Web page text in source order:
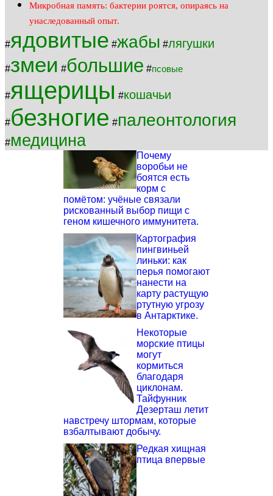
Микробная память: бактерии роятся, опираясь на
унаследованный опыт.
#ядовитые #жабы #лягушки
#змеи #большие #псовые
#ящерицы #кошачьи
#безногие #палеонтология
#медицина
Почему
воробьи не
боятся есть
корм с
помётом: учёные связали
рискованный выбор пищи с
геном кишечного иммунитета.
Картография
пингвиньей
линьки: как
перья помогают
нанести на
карту растущую
ртутную угрозу
в Антарктике.
Некоторые
морские птицы
могут
кормиться
благодаря
циклонам.
Тайфунник
Дезерташ летит
навстречу штормам, которые
взбалтывают добычу.
Редкая хищная
птица впервые